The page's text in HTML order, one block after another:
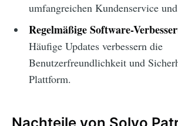
umfangreichen Kundenservice
Regelmäßige Software-
Häufige Updates verbessern die
Benutzerfreundlichkeit und
Plattform.
Nachteile von Solvo